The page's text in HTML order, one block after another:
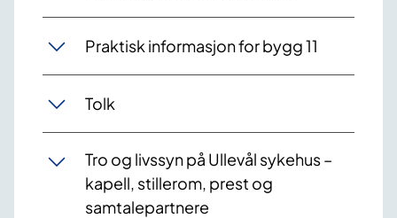
Praktisk informasjon for bygg 11
Tolk
Tro og livssyn på Ullevål sykehus –
kapell, stillerom, prest og
samtalepartnere